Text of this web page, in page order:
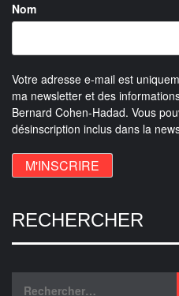
Nom
Votre adresse e-mail est
ma newsletter et des
Bernard Cohen-Hadad. Vous
désinscription inclus dans la
RECHERCHER